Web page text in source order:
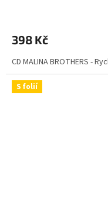
398 Kč
CD MALINA BROTHERS -
S folií